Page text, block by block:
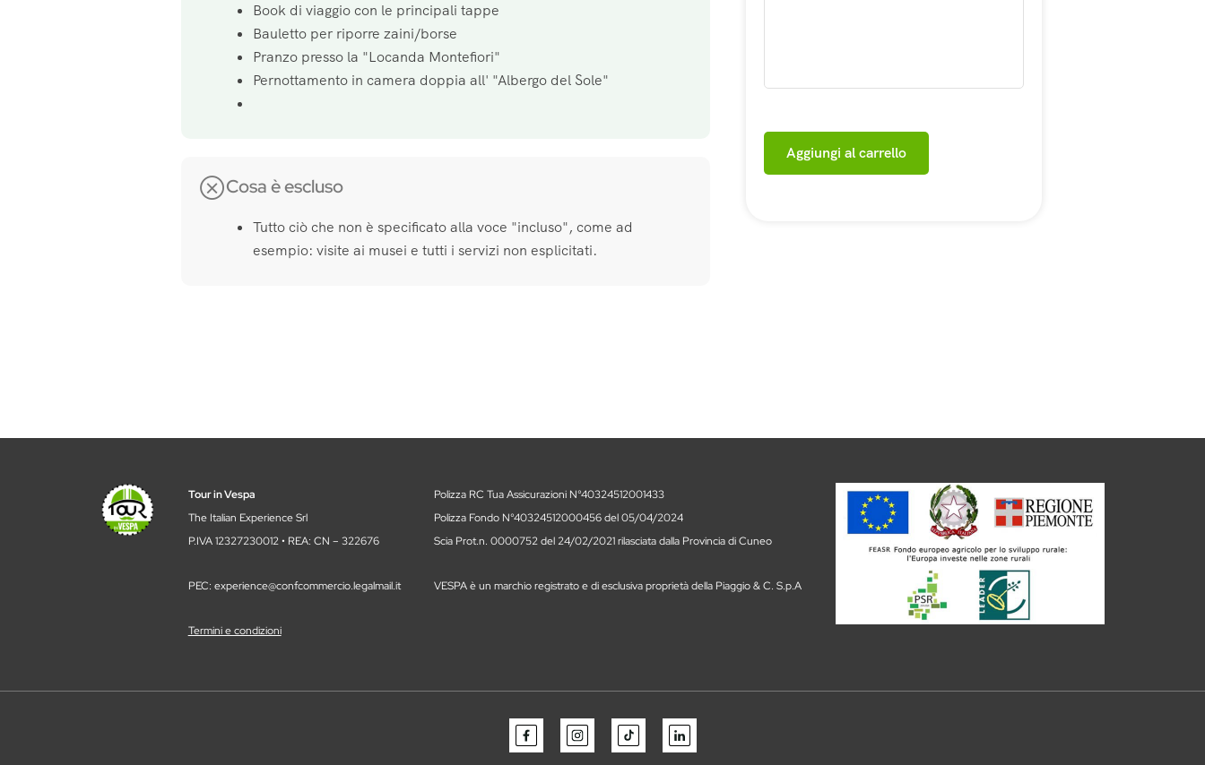
Book di viaggio con le principali tappe
Bauletto per riporre zaini/borse
Pranzo presso la "Locanda Montefiori"
Pernottamento in camera doppia all' "Albergo del Sole"
Cosa è escluso
Tutto ciò che non è specificato alla voce "incluso", come ad
esempio: visite ai musei e tutti i servizi non esplicitati.
Aggiungi al carrello
Tour in Vespa
The Italian Experience Srl
P.IVA 12327230012 • REA: CN – 322676
PEC: experience@confcommercio.legalmail.it
Termini e condizioni
Polizza RC Tua Assicurazioni N°40324512001433
Polizza Fondo N°40324512000456 del 05/04/2024
Scia Prot.n. 0000752 del 24/02/2021 rilasciata dalla Provincia di Cuneo
VESPA è un marchio registrato e di esclusiva proprietà della Piaggio & C. S.p.A